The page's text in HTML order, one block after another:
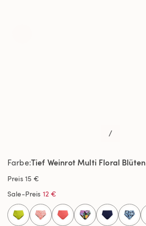
/
FarbeTief Weinrot Multi Floral Blüten
Preis 15 €
Sale-Preis 12 €
selected